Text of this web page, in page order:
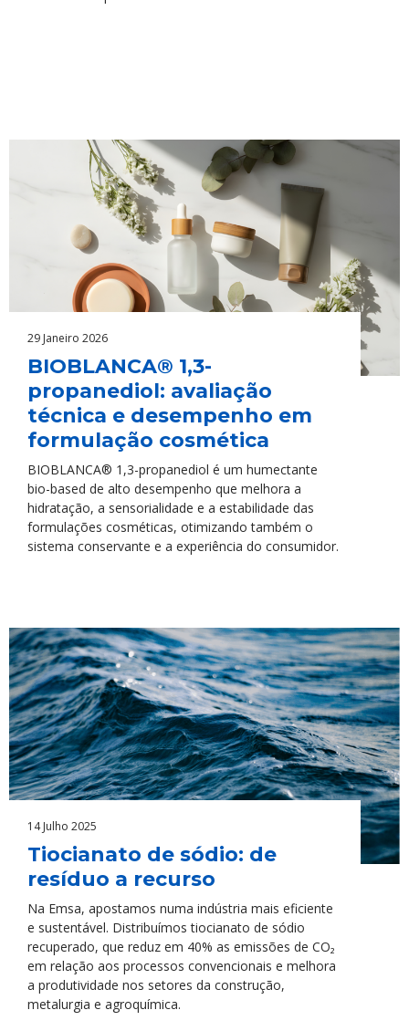
29 Janeiro 2026
BIOBLANCA® 1,3-
propanediol: avaliação
técnica e desempenho em
formulação cosmética
BIOBLANCA® 1,3-propanediol é um humectante
bio-based de alto desempenho que melhora a
hidratação, a sensorialidade e a estabilidade das
formulações cosméticas, otimizando também o
sistema conservante e a experiência do consumidor.
14 Julho 2025
Tiocianato de sódio: de
resíduo a recurso
Na Emsa, apostamos numa indústria mais eficiente
e sustentável. Distribuímos tiocianato de sódio
recuperado, que reduz em 40% as emissões de CO₂
em relação aos processos convencionais e melhora
a produtividade nos setores da construção,
metalurgia e agroquímica.